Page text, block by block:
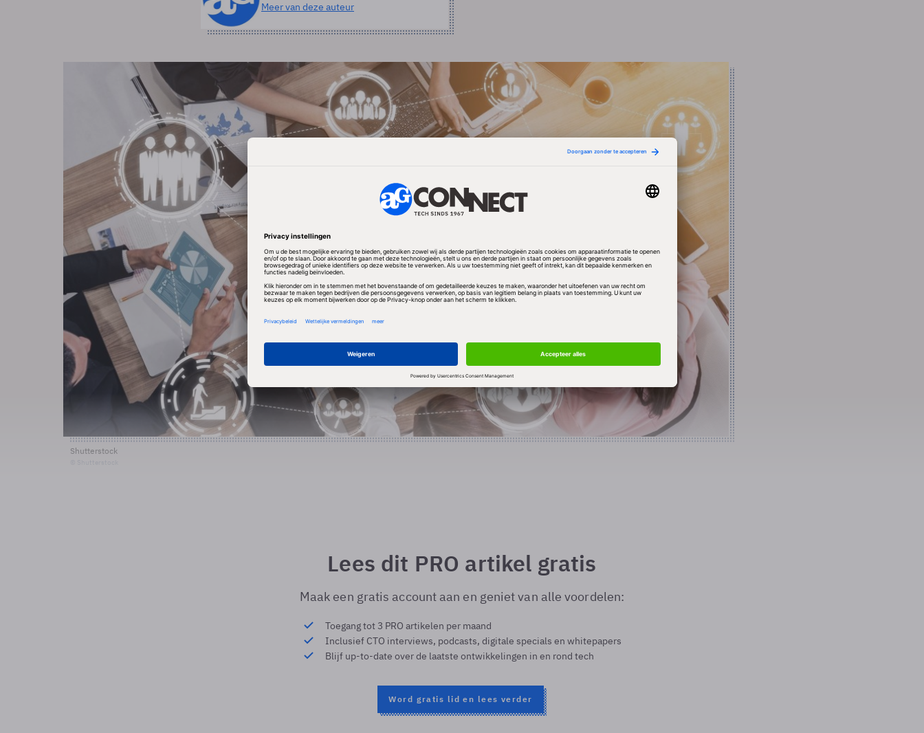
Meer van deze auteur
Shutterstock
Lees dit PRO artikel gratis
Maak een gratis account aan en geniet van alle voordelen:
Toegang tot 3 PRO artikelen per maand
Inclusief CTO interviews, podcasts, digitale specials en whitepapers
Blijf up-to-date over de laatste ontwikkelingen in en rond tech
Word gratis lid en lees verder